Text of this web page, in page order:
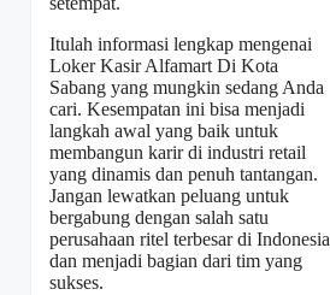
Itulah informasi lengkap mengenai
Loker Kasir Alfamart Di Kota
Sabang yang mungkin sedang Anda
cari. Kesempatan ini bisa menjadi
langkah awal yang baik untuk
membangun karir di industri retail
yang dinamis dan penuh tantangan.
Jangan lewatkan peluang untuk
bergabung dengan salah satu
perusahaan ritel terbesar di Indonesia
dan menjadi bagian dari tim yang
sukses.